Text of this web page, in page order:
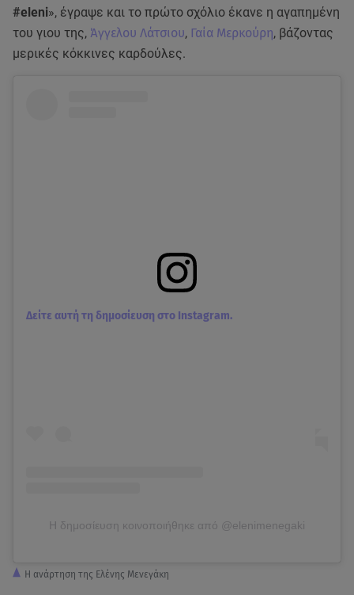
#eleni», έγραψε και το πρώτο σχόλιο έκανε η αγαπημένη
του γιου της, Άγγελου Λάτσιου, Γαία Μερκούρη, βάζοντας
μερικές κόκκινες καρδούλες.
Δείτε αυτή τη δημοσίευση στο Instagram.
Η δημοσίευση κοινοποιήθηκε από @elenimenegaki
Η ανάρτηση της Ελένης Μενεγάκη